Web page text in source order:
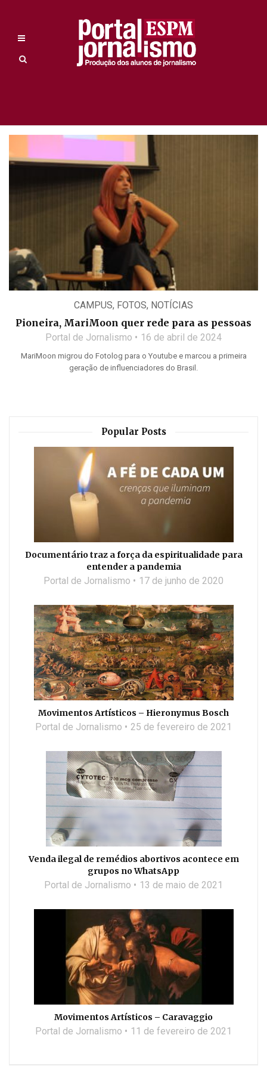
CAMPUS, FOTOS, NOTÍCIAS
Pioneira, MariMoon quer rede para as pessoas
Portal de Jornalismo 16 de abril de 2024
MariMoon migrou do Fotolog para o Youtube e marcou a primeira
geração de influenciadores do Brasil.
Popular Posts
Documentário traz a força da espiritualidade para
entender a pandemia
Portal de Jornalismo 17 de junho de 2020
Movimentos Artísticos – Hieronymus Bosch
Portal de Jornalismo 25 de fevereiro de 2021
Venda ilegal de remédios abortivos acontece em
grupos no WhatsApp
Portal de Jornalismo 13 de maio de 2021
Movimentos Artísticos – Caravaggio
Portal de Jornalismo 11 de fevereiro de 2021